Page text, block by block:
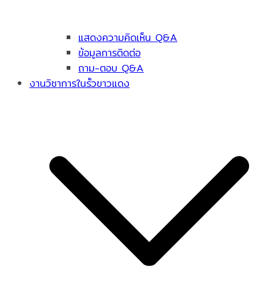
แสดงความคิดเห็น Q&A
ข้อมูลการติดต่อ
ถาม-ตอบ Q&A
งานวิชาการในรั้วขาวแดง